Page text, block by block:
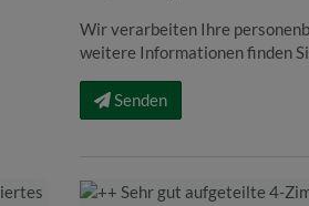
Wir verarbeiten Ihre
weitere Informationen finden
Senden